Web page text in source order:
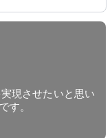
現させたいと思い
す。